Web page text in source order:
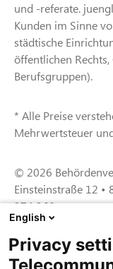
und -referate.
Kunden im Sinne
städtische
öffentlichen
Berufsgruppen).
* Alle Preise
Mehrwertsteuer
© 2026
Einsteinstraße 12 •
374 360
English
Privacy